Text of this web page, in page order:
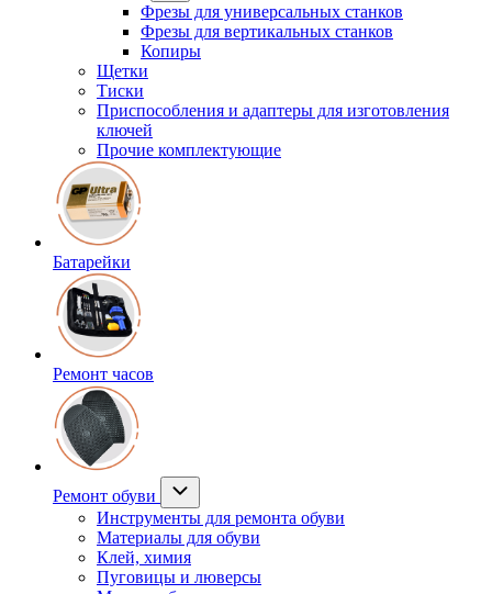
Фрезы для универсальных станков
Фрезы для вертикальных станков
Копиры
Щетки
Тиски
Приспособления и адаптеры для изготовления
ключей
Прочие комплектующие
Батарейки
Ремонт часов
Ремонт обуви
Инструменты для ремонта обуви
Материалы для обуви
Клей, химия
Пуговицы и люверсы